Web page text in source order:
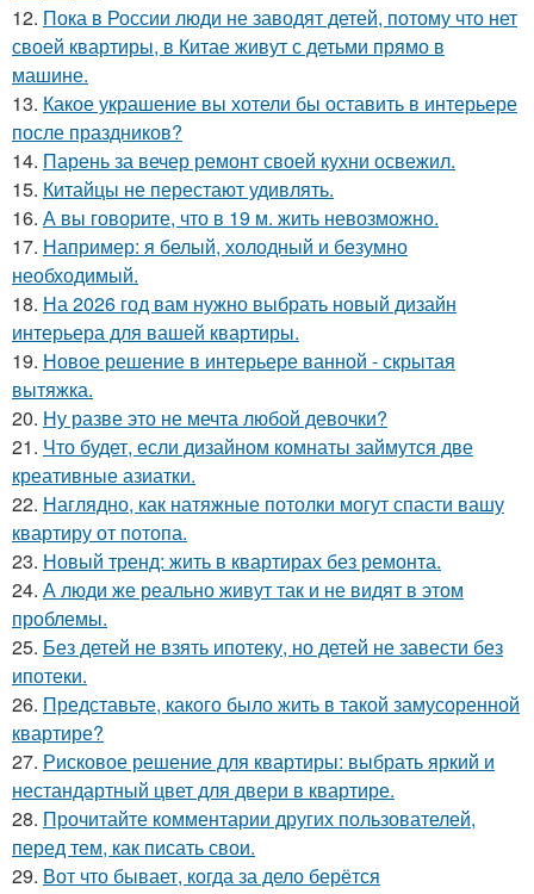
12. Пока в России люди не заводят детей, потому что нет
своей квартиры, в Китае живут с детьми прямо в
машине.
13. Какое украшение вы хотели бы оставить в интерьере
после праздников?
14. Парень за вечер ремонт своей кухни освежил.
15. Китайцы не перестают удивлять.
16. А вы говорите, что в 19 м. жить невозможно.
17. Например: я белый, холодный и безумно
необходимый.
18. На 2026 год вам нужно выбрать новый дизайн
интерьера для вашей квартиры.
19. Новое решение в интерьере ванной - скрытая
вытяжка.
20. Ну разве это не мечта любой девочки?
21. Что будет, если дизайном комнаты займутся две
креативные азиатки.
22. Наглядно, как натяжные потолки могут спасти вашу
квартиру от потопа.
23. Новый тренд: жить в квартирах без ремонта.
24. А люди же реально живут так и не видят в этом
проблемы.
25. Без детей не взять ипотеку, но детей не завести без
ипотеки.
26. Представьте, какого было жить в такой замусоренной
квартире?
27. Рисковое решение для квартиры: выбрать яркий и
нестандартный цвет для двери в квартире.
28. Прочитайте комментарии других пользователей,
перед тем, как писать свои.
29. Вот что бывает, когда за дело берётся